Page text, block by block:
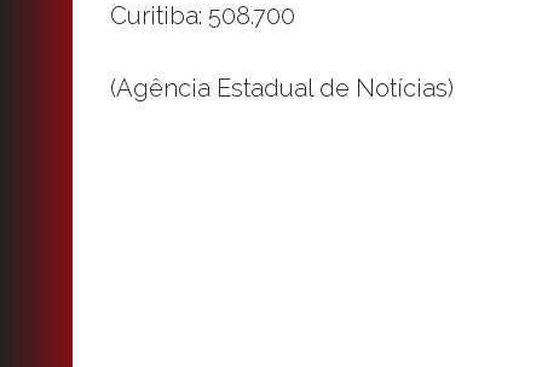
Curitiba: 508.700
(Agência Estadual de Notícias)